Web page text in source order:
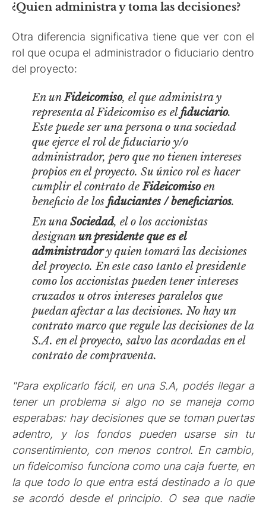
¿Quien administra y toma las decisiones?
Otra diferencia significativa tiene que ver con el
rol que ocupa el administrador o fiduciario dentro
del proyecto:
En unFideicomiso, el que administra y
representa al Fideicomiso es elfiduciario.
Este puede ser una persona o una sociedad
que ejerce el rol de fiduciario y/o
administrador, pero que no tienen intereses
propios en el proyecto. Su único rol es hacer
cumplir el contrato deFideicomisoen
beneficio de losfiduciantes / beneficiarios.
En unaSociedad, el o los accionistas
designanun presidente que es el
administradory quien tomará las decisiones
del proyecto. En este caso tanto el presidente
como los accionistas pueden tener intereses
cruzados u otros intereses paralelos que
puedan afectar a las decisiones. No hay un
contrato marco que regule las decisiones de la
S.A. en el proyecto, salvo las acordadas en el
contrato de compraventa.
"Para explicarlo fácil, en una S.A, podés llegar a
tener un problema si algo no se maneja como
esperabas: hay decisiones que se toman puertas
adentro, y los fondos pueden usarse sin tu
consentimiento, con menos control. En cambio,
un fideicomiso funciona como una caja fuerte, en
la que todo lo que entra está destinado a lo que
se acordó desde el principio. O sea que nadie